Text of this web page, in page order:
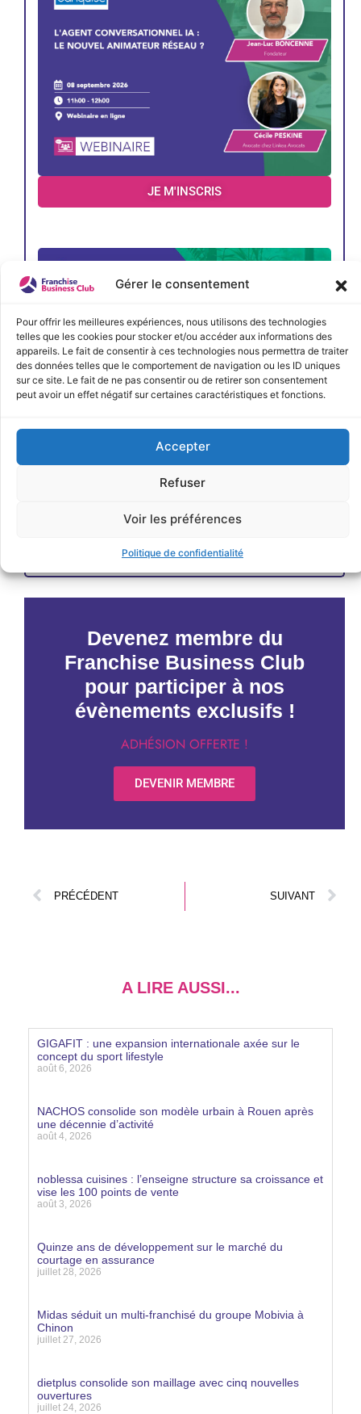
Gérer le consentement
Pour offrir les meilleures expériences, nous utilisons des technologies
telles que les cookies pour stocker et/ou accéder aux informations des
appareils. Le fait de consentir à ces technologies nous permettra de traiter
des données telles que le comportement de navigation ou les ID uniques
sur ce site. Le fait de ne pas consentir ou de retirer son consentement
peut avoir un effet négatif sur certaines caractéristiques et fonctions.
Accepter
Refuser
Voir les préférences
Politique de confidentialité
JE M'INSCRIS
Devenez membre du
Franchise Business Club
pour participer à nos
évènements exclusifs !
ADHÉSION OFFERTE !
DEVENIR MEMBRE
PRÉCÉDENT SUIVANT
A LIRE AUSSI...
GIGAFIT : une expansion internationale axée sur le
concept du sport lifestyle
août 6, 2026
NACHOS consolide son modèle urbain à Rouen après
une décennie d’activité
août 4, 2026
noblessa cuisines : l’enseigne structure sa croissance et
vise les 100 points de vente
août 3, 2026
Quinze ans de développement sur le marché du
courtage en assurance
juillet 28, 2026
Midas séduit un multi-franchisé du groupe Mobivia à
Chinon
juillet 27, 2026
dietplus consolide son maillage avec cinq nouvelles
ouvertures
juillet 24, 2026